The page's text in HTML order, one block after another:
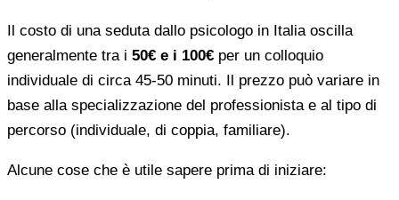
Il costo di una seduta dallo psicologo in Italia oscilla
generalmente tra i 50€ e i 100€ per un colloquio
individuale di circa 45-50 minuti. Il prezzo può variare in
base alla specializzazione del professionista e al tipo di
percorso (individuale, di coppia, familiare).
Alcune cose che è utile sapere prima di iniziare: